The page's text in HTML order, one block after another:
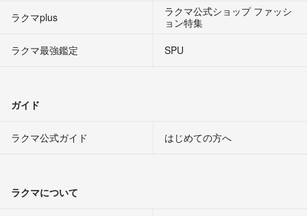
ラクマplus
ラクマ公式ショップ ファッシ
ョン特集
ラクマ最強鑑定
SPU
ガイド
ラクマ公式ガイド はじめての方へ
ラクマについて